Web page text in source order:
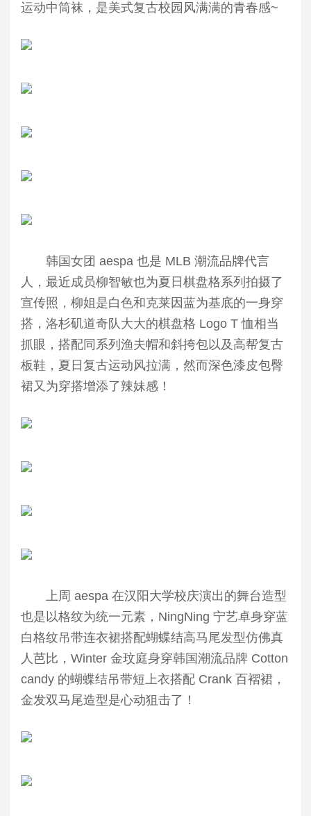
运动中筒袜，是美式复古校园风满满的青春感~
韩国女团 aespa 也是 MLB 潮流品牌代言
人，最近成员柳智敏也为夏日棋盘格系列拍摄了
宣传照，柳姐是白色和克莱因蓝为基底的一身穿
搭，洛杉矶道奇队大大的棋盘格 Logo T 恤相当
抓眼，搭配同系列渔夫帽和斜挎包以及高帮复古
板鞋，夏日复古运动风拉满，然而深色漆皮包臀
裙又为穿搭增添了辣妹感！
上周 aespa 在汉阳大学校庆演出的舞台造型
也是以格纹为统一元素，NingNing 宁艺卓身穿蓝
白格纹吊带连衣裙搭配蝴蝶结高马尾发型仿佛真
人芭比，Winter 金玟庭身穿韩国潮流品牌 Cotton
candy 的蝴蝶结吊带短上衣搭配 Crank 百褶裙，
金发双马尾造型是心动狙击了！